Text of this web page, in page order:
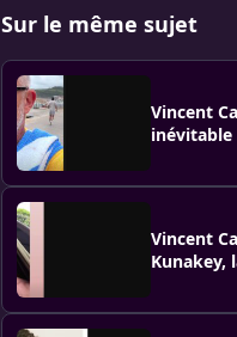
Sur le même sujet
Vincent
inévitable
Vincent
Kunakey,